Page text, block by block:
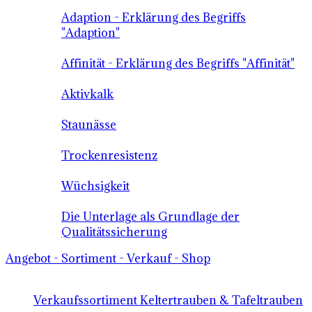
Adaption - Erklärung des Begriffs
"Adaption"
Affinität - Erklärung des Begriffs "Affinität"
Aktivkalk
Staunässe
Trockenresistenz
Wüchsigkeit
Die Unterlage als Grundlage der
Qualitätssicherung
Angebot - Sortiment - Verkauf - Shop
Verkaufssortiment Keltertrauben & Tafeltrauben